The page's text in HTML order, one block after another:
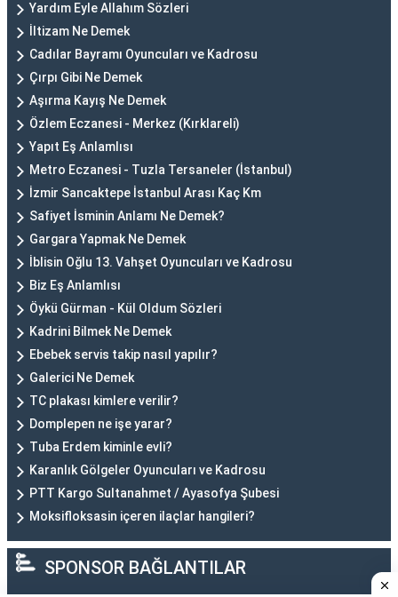
Yardım Eyle Allahım Sözleri
İltizam Ne Demek
Cadılar Bayramı Oyuncuları ve Kadrosu
Çırpı Gibi Ne Demek
Aşırma Kayış Ne Demek
Özlem Eczanesi - Merkez (Kırklareli)
Yapıt Eş Anlamlısı
Metro Eczanesi - Tuzla Tersaneler (İstanbul)
İzmir Sancaktepe İstanbul Arası Kaç Km
Safiyet İsminin Anlamı Ne Demek?
Gargara Yapmak Ne Demek
İblisin Oğlu 13. Vahşet Oyuncuları ve Kadrosu
Biz Eş Anlamlısı
Öykü Gürman - Kül Oldum Sözleri
Kadrini Bilmek Ne Demek
Ebebek servis takip nasıl yapılır?
Galerici Ne Demek
TC plakası kimlere verilir?
Domplepen ne işe yarar?
Tuba Erdem kiminle evli?
Karanlık Gölgeler Oyuncuları ve Kadrosu
PTT Kargo Sultanahmet / Ayasofya Şubesi
Moksifloksasin içeren ilaçlar hangileri?
SPONSOR BAĞLANTILAR